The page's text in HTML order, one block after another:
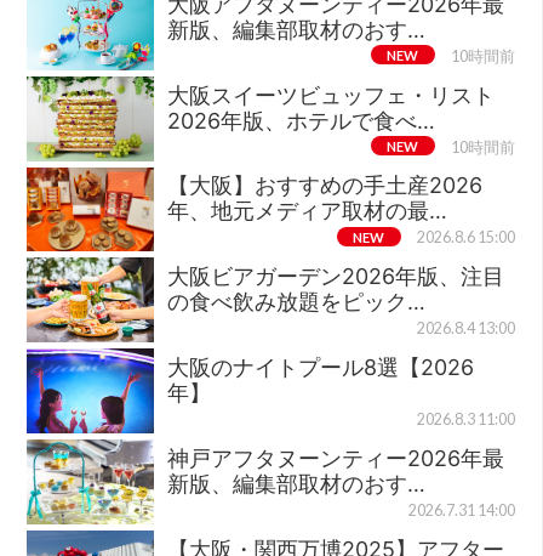
新版、編集部取材のおす…
NEW 10時間前
大阪スイーツビュッフェ・リスト
2026年版、ホテルで食べ…
NEW 10時間前
【大阪】おすすめの手土産2026
年、地元メディア取材の最…
NEW 2026.8.6 15:00
大阪ビアガーデン2026年版、注目
の食べ飲み放題をピック…
2026.8.4 13:00
大阪のナイトプール8選【2026
年】
2026.8.3 11:00
神戸アフタヌーンティー2026年最
新版、編集部取材のおす…
2026.7.31 14:00
【大阪・関西万博2025】アフター